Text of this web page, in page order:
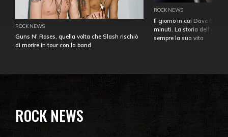
ROCK NEWS
Guns N' Roses, quella volta che Slash rischiò
di morire in tour con la band
ROCK NEWS
Il giorno in cui Dave
minuti. La storia
sempre la sua vita
ROCK NEWS